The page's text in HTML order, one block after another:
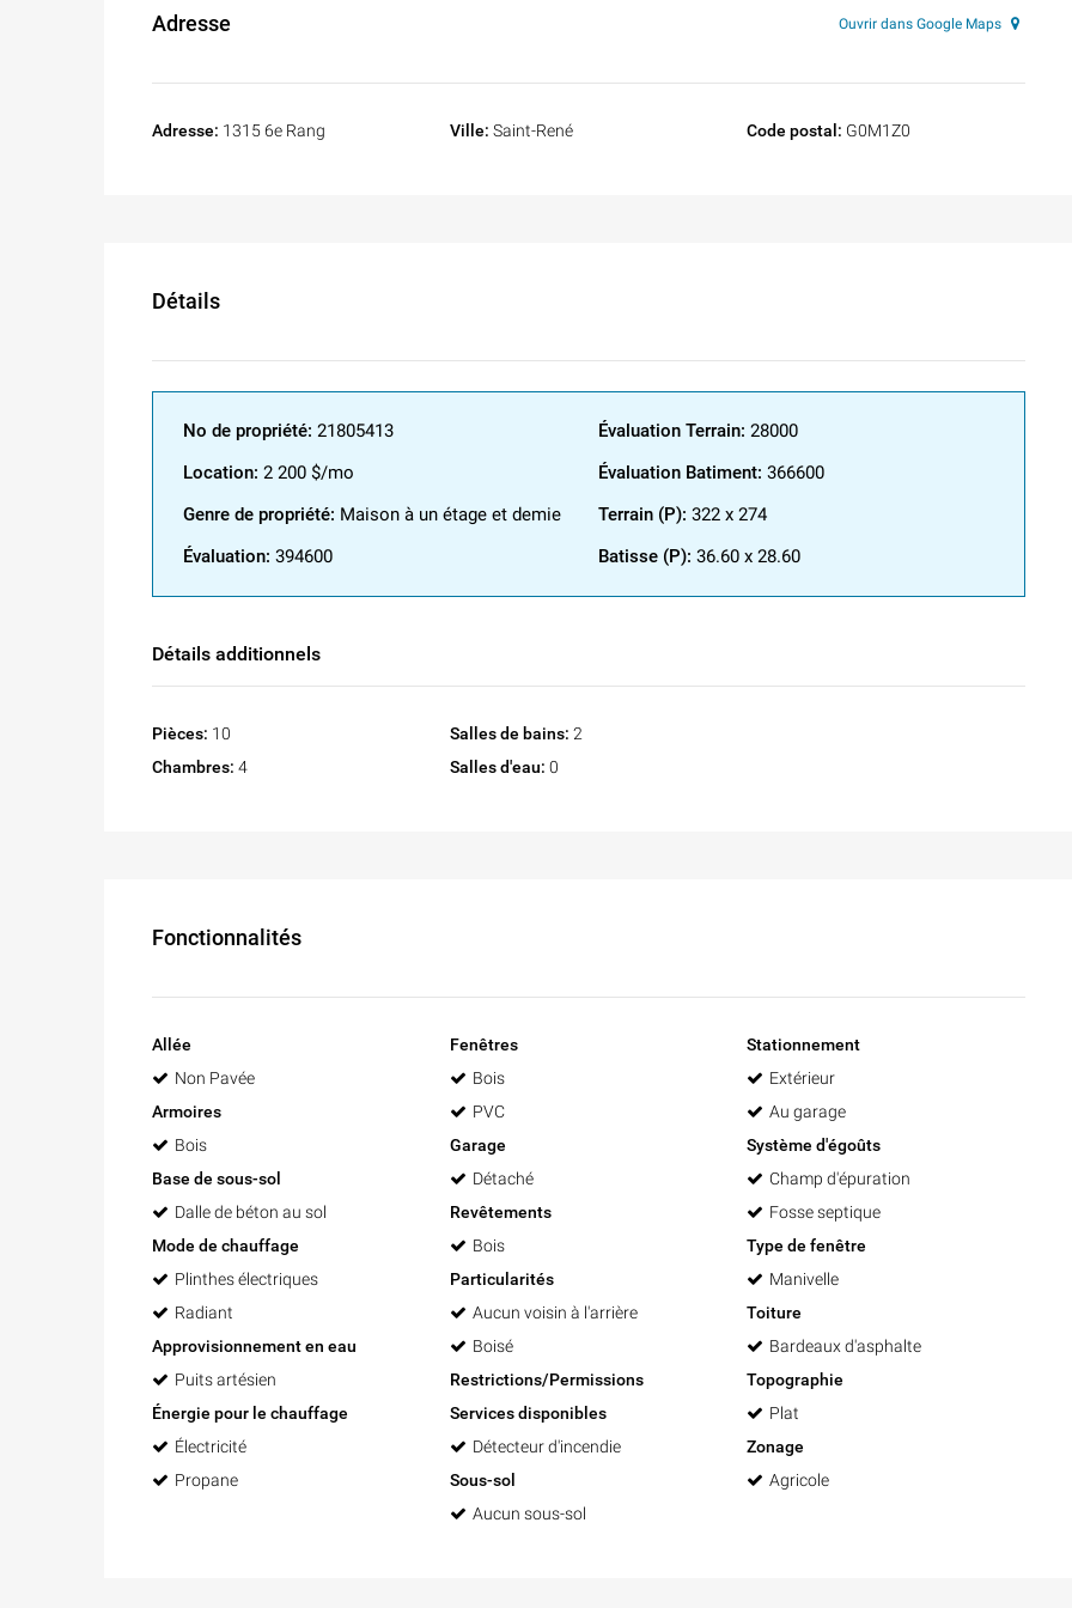
Adresse Ouvrir dans Google Maps
Adresse: 1315 6e Rang Ville: Saint-René Code postal: G0M1Z0
Détails
No de propriété: 21805413
Location: 2 200 $/mo
Genre de propriété: Maison à un étage et demie
Évaluation: 394600
Évaluation Terrain: 28000
Évaluation Batiment: 366600
Terrain (P): 322 x 274
Batisse (P): 36.60 x 28.60
Détails additionnels
Pièces: 10
Chambres: 4
Salles de bains: 2
Salles d'eau: 0
Fonctionnalités
Allée
Non Pavée
Armoires
Bois
Base de sous-sol
Dalle de béton au sol
Mode de chauffage
Plinthes électriques
Radiant
Approvisionnement en eau
Puits artésien
Énergie pour le chauffage
Électricité
Propane
Fenêtres
Bois
PVC
Garage
Détaché
Revêtements
Bois
Particularités
Aucun voisin à l'arrière
Boisé
Restrictions/Permissions
Services disponibles
Détecteur d'incendie
Sous-sol
Aucun sous-sol
Stationnement
Extérieur
Au garage
Système d'égoûts
Champ d'épuration
Fosse septique
Type de fenêtre
Manivelle
Toiture
Bardeaux d'asphalte
Topographie
Plat
Zonage
Agricole